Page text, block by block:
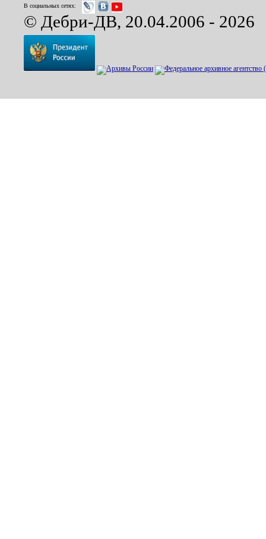
В социальных сетях:
© Дебри-ДВ, 20.04.2006 - 2026